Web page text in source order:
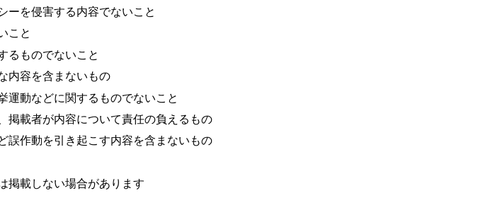
ーを侵害する内容でないこと
こと
るものでないこと
内容を含まないもの
運動などに関するものでないこと
掲載者が内容について責任の負えるもの
誤作動を引き起こす内容を含まないもの
掲載しない場合があります